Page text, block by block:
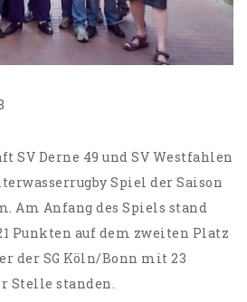
SV Derne 49 und SV Westfahlen
Spiel der Saison
Am Anfang des Spiels stand
Punkten auf dem zweiten Platz
der SG Köln/Bonn mit 23
Stelle standen.